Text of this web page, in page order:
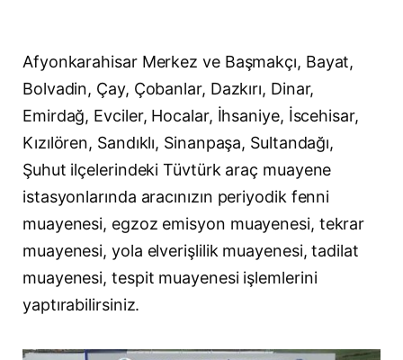
Afyonkarahisar Merkez ve Başmakçı, Bayat,
Bolvadin, Çay, Çobanlar, Dazkırı, Dinar,
Emirdağ, Evciler, Hocalar, İhsaniye, İscehisar,
Kızılören, Sandıklı, Sinanpaşa, Sultandağı,
Şuhut ilçelerindeki Tüvtürk araç muayene
istasyonlarında aracınızın periyodik fenni
muayenesi, egzoz emisyon muayenesi, tekrar
muayenesi, yola elverişlilik muayenesi, tadilat
muayenesi, tespit muayenesi işlemlerini
yaptırabilirsiniz.